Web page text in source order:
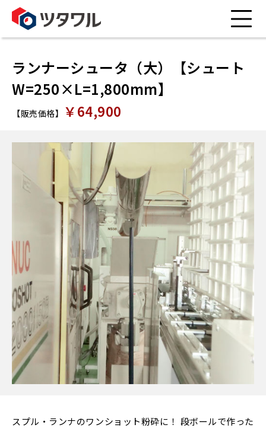
ランナーシュータ（大）【シュート
W=250×L=1,800mm】
【販売価格】 ￥64,900
スプル・ランナのワンショット粉砕に！ 段ボールで作った